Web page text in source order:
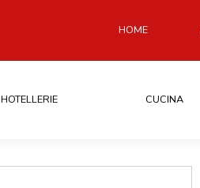
HOME
HOTELLERIE CUCINA